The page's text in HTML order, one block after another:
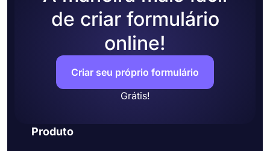
de criar formulário
online!
Criar seu próprio formulário
Grátis!
Produto